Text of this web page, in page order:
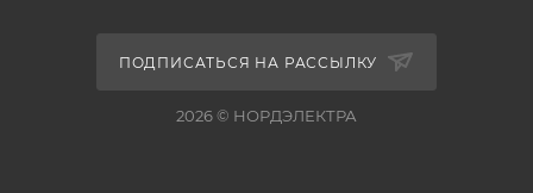
ПОДПИСАТЬСЯ НА РАССЫЛКУ
2026 © НОРДЭЛЕКТРА